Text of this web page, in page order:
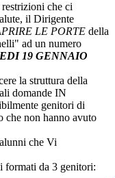
che ci
il Dirigente
LE PORTE della
ad un numero
19 GENNAIO
la struttura della
domande IN
genitori di
che non hanno avuto
che Vi
formati da 3 genitori: